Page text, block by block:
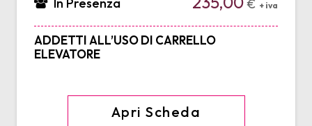
€ + iva
ADDETTI ALL’USO DI CARRELLO
ELEVATORE
Apri Scheda